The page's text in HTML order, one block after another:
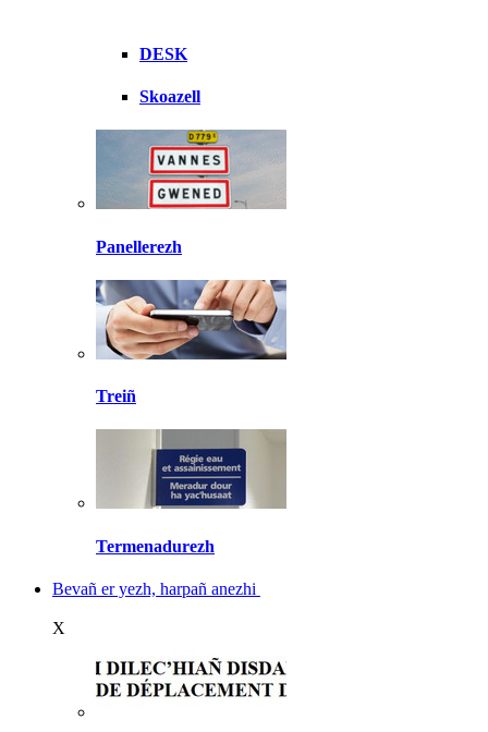
DESK
Skoazell
Panellerezh
Treiñ
Termenadurezh
Bevañ er yezh, harpañ anezhi
X